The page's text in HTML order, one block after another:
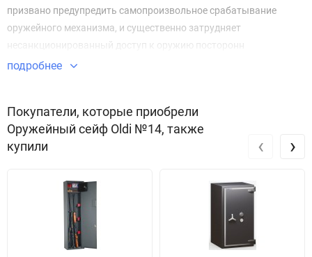
призвано предупредить самопроизвольное срабатывание
оружейного механизма, и существенно затрудняет
несанкционированный доступ к оружию посторонн
подробнее
Покупатели, которые приобрели
Оружейный сейф Oldi №14, также
купили
‹ ›